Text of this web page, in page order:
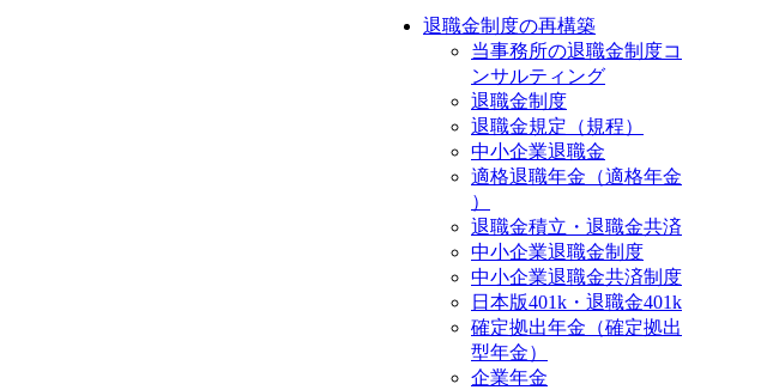
退職金制度の再構築
当事務所の退職金制度コ
ンサルティング
退職金制度
退職金規定（規程）
中小企業退職金
適格退職年金（適格年金
）
退職金積立・退職金共済
中小企業退職金制度
中小企業退職金共済制度
日本版401k・退職金401k
確定拠出年金（確定拠出
型年金）
企業年金